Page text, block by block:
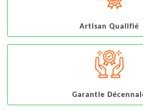
Artisan Qualifié
Garantie